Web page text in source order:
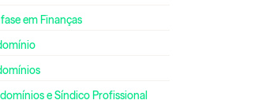
em Finanças
e Síndico Profissional